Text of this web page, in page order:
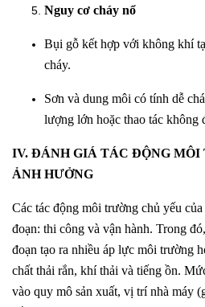
Nguy cơ cháy nổ
Bụi gỗ kết hợp với không khí
cháy.
Sơn và dung môi có tính dễ
lượng lớn hoặc thao tác không
IV. ĐÁNH GIÁ TÁC ĐỘNG MÔI
ẢNH HƯỞNG
Các tác động môi trường chủ yếu
đoạn: thi công và vận hành. Trong
đoạn tạo ra nhiều áp lực môi trường
chất thải rắn, khí thải và tiếng ồn.
vào quy mô sản xuất, vị trí nhà máy